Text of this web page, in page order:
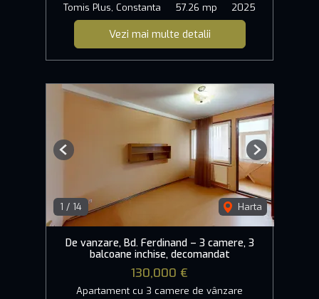
Tomis Plus, Constanta
57.26 mp 2025
Vezi mai multe detalii
1 / 14 Harta
Previous Next
De vanzare, Bd. Ferdinand – 3 camere, 3
balcoane inchise, decomandat
130,000 €
Apartament cu 3 camere de vânzare